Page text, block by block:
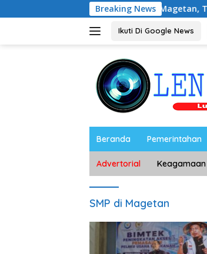
ke
Breaking News
Bersama Media Magetan, Tetap
Ikuti Di Google News
Beranda Pemerintahan
Advertorial Keagamaan
SMP di Magetan